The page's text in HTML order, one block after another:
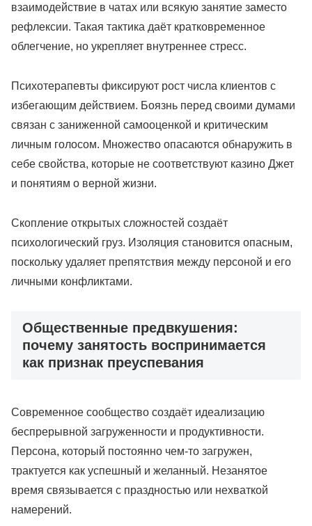
взаимодействие в чатах или всякую занятие заместо
рефлексии. Такая тактика даёт кратковременное
облегчение, но укрепляет внутреннее стресс.
Психотерапевты фиксируют рост числа клиентов с
избегающим действием. Боязнь перед своими думами
связан с заниженной самооценкой и критическим
личным голосом. Множество опасаются обнаружить в
себе свойства, которые не соответствуют казино Джет
и понятиям о верной жизни.
Скопление открытых сложностей создаёт
психологический груз. Изоляция становится опасным,
поскольку удаляет препятствия между персоной и его
личными конфликтами.
Общественные предвкушения:
почему занятость воспринимается
как признак преуспевания
Современное сообщество создаёт идеализацию
беспрерывной загруженности и продуктивности.
Персона, который постоянно чем-то загружен,
трактуется как успешный и желанный. Незанятое
время связывается с праздностью или нехваткой
намерений.